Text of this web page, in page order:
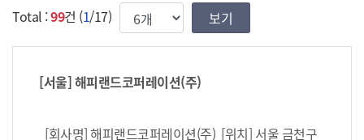
Total :99건 (1/17) 한번에 보여질 게시물 갯수
[서울] 해피랜드코퍼레이션(주)